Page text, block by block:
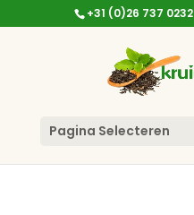
+31 (0)26 737 0232
Pagina Selecteren